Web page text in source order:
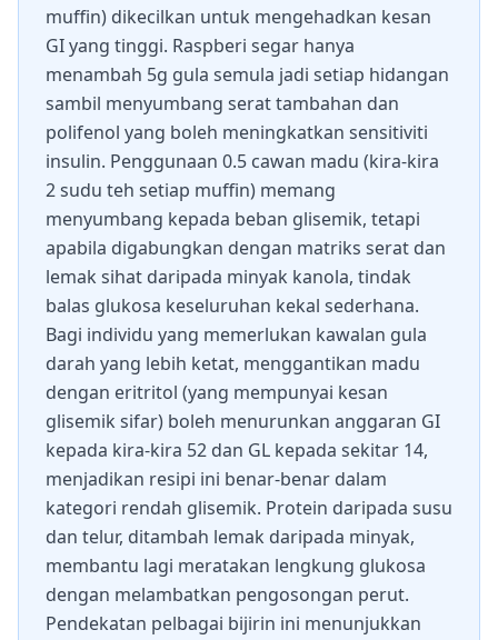
muffin) dikecilkan untuk mengehadkan kesan
GI yang tinggi. Raspberi segar hanya
menambah 5g gula semula jadi setiap hidangan
sambil menyumbang serat tambahan dan
polifenol yang boleh meningkatkan sensitiviti
insulin. Penggunaan 0.5 cawan madu (kira-kira
2 sudu teh setiap muffin) memang
menyumbang kepada beban glisemik, tetapi
apabila digabungkan dengan matriks serat dan
lemak sihat daripada minyak kanola, tindak
balas glukosa keseluruhan kekal sederhana.
Bagi individu yang memerlukan kawalan gula
darah yang lebih ketat, menggantikan madu
dengan eritritol (yang mempunyai kesan
glisemik sifar) boleh menurunkan anggaran GI
kepada kira-kira 52 dan GL kepada sekitar 14,
menjadikan resipi ini benar-benar dalam
kategori rendah glisemik. Protein daripada susu
dan telur, ditambah lemak daripada minyak,
membantu lagi meratakan lengkung glukosa
dengan melambatkan pengosongan perut.
Pendekatan pelbagai bijirin ini menunjukkan